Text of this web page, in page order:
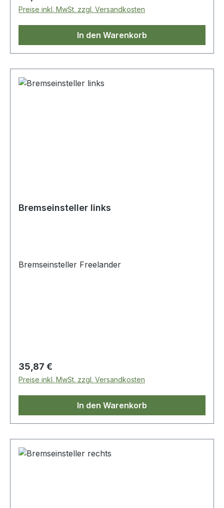
Preise inkl. MwSt. zzgl. Versandkosten
In den Warenkorb
Bremseinsteller links
Bremseinsteller Freelander
Regulärer Preis:
35,87 €
Preise inkl. MwSt. zzgl. Versandkosten
In den Warenkorb